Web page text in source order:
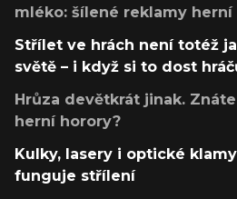
mléko: šílené reklamy
Střílet ve hrách není totéž
světě – i když si to dost
Hrůza devětkrát jinak.
herní horory?
Kulky, lasery i optické
funguje střílení